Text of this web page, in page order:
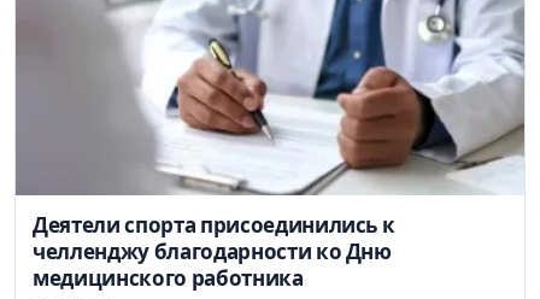
Деятели спорта присоединились к
челленджу благодарности ко Дню
медицинского работника